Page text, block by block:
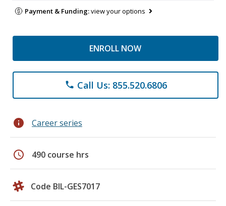
Payment & Funding:view your options
ENROLL NOW
phone Call Us: 855.520.6806
info Career series
schedule 490 course hrs
Code BIL-GES7017